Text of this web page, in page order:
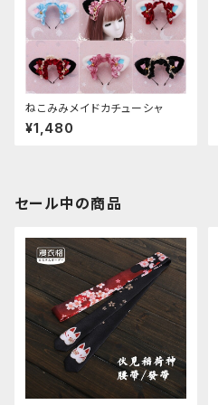
ねこみみメイドカチューシャ
¥1,480
セール中の商品